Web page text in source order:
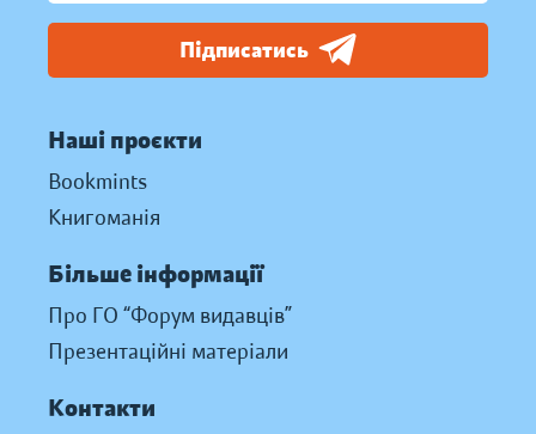
Підписатись
Наші проєкти
Bookmints
Книгоманія
Більше інформації
Про ГО “Форум видавців”
Презентаційні матеріали
Контакти